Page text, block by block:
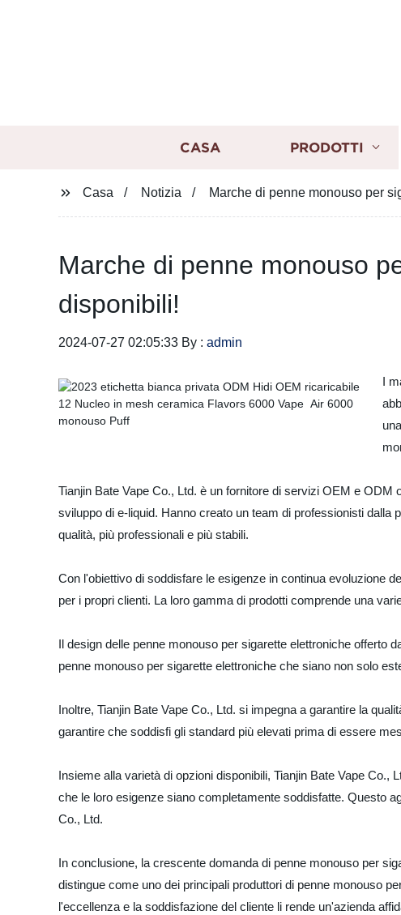
CASA PRODOTTI
Casa Notizia Marche di penne monouso per
Marche di penne monouso
disponibili!
2024-07-27 02:05:33 By : admin
I
Tianjin Bate Vape Co., Ltd. è un fornitore di servizi OEM e
sviluppo di e-liquid. Hanno creato un team di professionisti dalla
qualità, più professionali e più stabili.
Con l'obiettivo di soddisfare le esigenze in continua evoluzione
per i propri clienti. La loro gamma di prodotti comprende una
Il design delle penne monouso per sigarette elettroniche offerto
penne monouso per sigarette elettroniche che siano non solo
Inoltre, Tianjin Bate Vape Co., Ltd. si impegna a garantire la
garantire che soddisfi gli standard più elevati prima di essere
Insieme alla varietà di opzioni disponibili, Tianjin Bate Vape
che le loro esigenze siano completamente soddisfatte. Questo
Co., Ltd.
In conclusione, la crescente domanda di penne monouso per
distingue come uno dei principali produttori di penne monouso
l'eccellenza e la soddisfazione del cliente li rende un'azienda